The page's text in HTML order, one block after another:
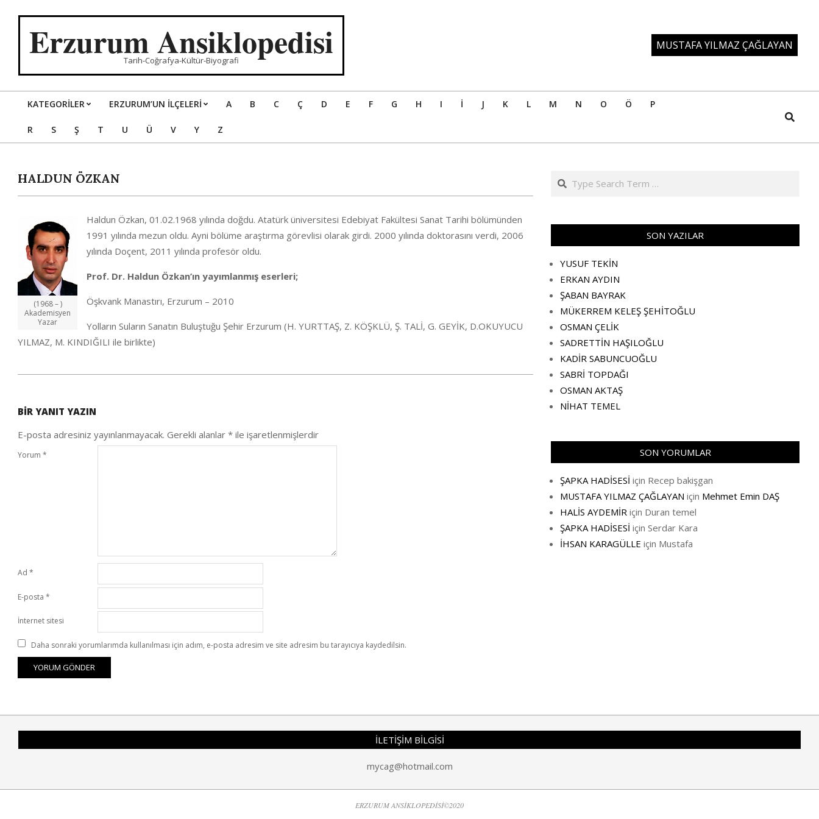
Erzurum Ansiklopedisi
Tarih-Coğrafya-Kültür-Biyografi
MUSTAFA YILMAZ ÇAĞLAYAN
Primary
Navigation
KATEGORILER ERZURUM’UN İLÇELERİ A B C Ç D E F G H I İ J K L M N O Ö P
R S Ş T U Ü V Y Z
Search
HALDUN ÖZKAN
(1968 – )
Akademisyen
Yazar
Haldun Özkan, 01.02.1968 yılında doğdu. Atatürk üniversitesi Edebiyat Fakültesi Sanat Tarihi bölümünden
1991 yılında mezun oldu. Ayni bölüme araştırma görevlisi olarak girdi. 2000 yılında doktorasını verdi, 2006
yılında Doçent, 2011 yılında profesör oldu.
Prof. Dr. Haldun Özkan’ın yayımlanmış eserleri;
Öşkvank Manastırı, Erzurum – 2010
Yolların Suların Sanatın Buluştuğu Şehir Erzurum (H. YURTTAŞ, Z. KÖŞKLÜ, Ş. TALİ, G. GEYİK, D.OKUYUCU
YILMAZ, M. KINDIĞILI ile birlikte)
04
BIR YANIT YAZIN
E-posta adresiniz yayınlanmayacak. Gerekli alanlar * ile işaretlenmişlerdir
Yorum *
Ad *
E-posta *
İnternet sitesi
Daha sonraki yorumlarımda kullanılması için adım, e-posta adresim ve site adresim bu tarayıcıya kaydedilsin.
Search
SON YAZILAR
YUSUF TEKİN
ERKAN AYDIN
ŞABAN BAYRAK
MÜKERREM KELEŞ ŞEHİTOĞLU
OSMAN ÇELİK
SADRETTİN HAŞILOĞLU
KADİR SABUNCUOĞLU
SABRİ TOPDAĞI
OSMAN AKTAŞ
NİHAT TEMEL
SON YORUMLAR
ŞAPKA HADİSESİ için Recep bakişgan
MUSTAFA YILMAZ ÇAĞLAYAN için Mehmet Emin DAŞ
HALİS AYDEMİR için Duran temel
ŞAPKA HADİSESİ için Serdar Kara
İHSAN KARAGÜLLE için Mustafa
İLETİŞİM BİLGİSİ
mycag@hotmail.com
ERZURUM ANSİKLOPEDİSİ©2020